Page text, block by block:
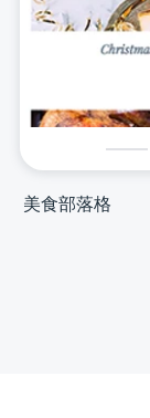
美食部落格